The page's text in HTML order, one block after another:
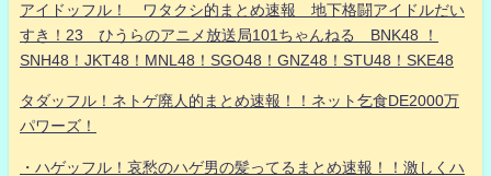
アイドッフル！ ワタクシ的まとめ速報 地下格闘アイドルだい
すき！23 ひうらのアニメ放送局101ちゃんねる BNK48 ！
SNH48！JKT48！MNL48！SGO48！GNZ48！STU48！SKE48
タダッフル！ネトゲ廃人的まとめ速報！！ネット乞食DE2000万
パワーズ！
・ハゲッフル！哀愁のハゲ男の髪ってるまとめ速報！！激しくハ